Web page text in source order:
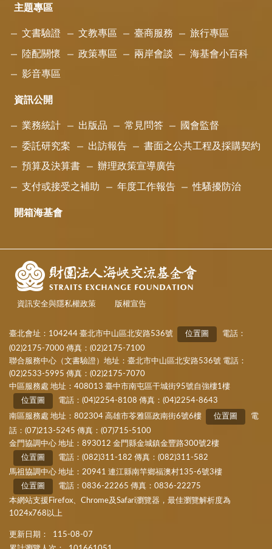
主題專區
文書驗證 文教專區 臺商服務 旅行專區
陸配關懷 政策專區 兩岸會談 海基會小百科
影音專區
資訊公開
業務統計 出版品 常見問答 國會監督
委託研究案 出訪報告 書面之公共工程及採購契約
預算及決算書 辦理政策宣導廣告
支付或接受之補助 年度工作報告 性騷擾防治
開箱海基會
資訊安全與隱私權政策 版權宣告
臺北會址：104244 臺北市中山區北安路536號 位置圖
電話：
(02)2175-7000 傳真：(02)2175-7100
聯合服務中心（文書驗證）地址：臺北市中山區北安路536號 電話：
(02)2533-5995 傳真：(02)2175-7070
中區服務處 地址：408013 臺中市南屯區干城街95號自強樓1樓
位置圖
電話：(04)2254-8108 傳真：(04)2254-8643
南區服務處 地址：802304 高雄市苓雅區政南街6號6樓
位置圖
電
話：(07)213-5245 傳真：(07)715-5100
金門協調中心 地址：893012 金門縣金城鎮金豐路300號2樓
位置圖
電話：(082)311-182 傳真：(082)311-582
馬祖協調中心 地址：20941 連江縣南竿鄉福澳村135-6號3樓
位置圖
電話：0836-22265 傳真：0836-22275
本網站支援Firefox、Chrome及Safari瀏覽器，最佳瀏覽解析度為
1024x768以上
更新日期：
115-08-07